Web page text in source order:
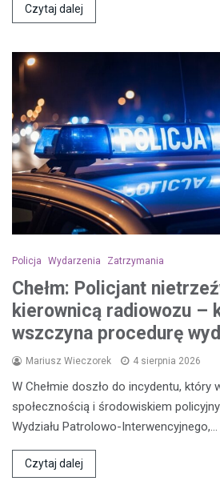
Czytaj dalej
Policja Wydarzenia Zatrzymania
Chełm: Policjant
kierownicą radiowozu –
wszczyna procedurę
Mariusz Wieczorek 4 sierpnia 2026
W Chełmie doszło do incydentu, który
społecznością i środowiskiem
Wydziału Patrolowo-Interwencyjnego,…
Czytaj dalej